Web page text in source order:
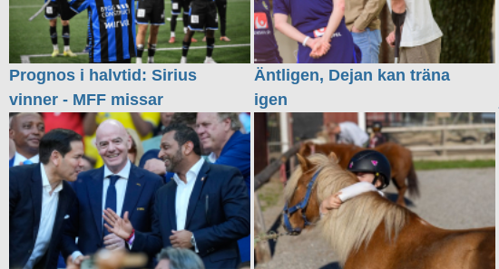
Prognos i halvtid: Sirius
vinner - MFF missar
Äntligen, Dejan kan träna
igen